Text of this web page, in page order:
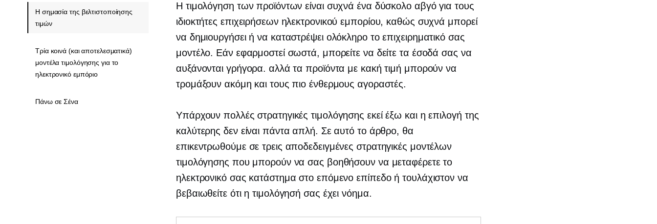
Η τιμολόγηση των προϊόντων είναι συχνά ένα δύσκολο αβγό για τους
ιδιοκτήτες επιχειρήσεων ηλεκτρονικού εμπορίου, καθώς συχνά μπορεί
να δημιουργήσει ή να καταστρέψει ολόκληρο το επιχειρηματικό σας
μοντέλο. Εάν εφαρμοστεί σωστά, μπορείτε να δείτε τα έσοδά σας να
αυξάνονται γρήγορα. αλλά τα προϊόντα με κακή τιμή μπορούν να
τρομάξουν ακόμη και τους πιο ένθερμους αγοραστές.
Υπάρχουν πολλές στρατηγικές τιμολόγησης εκεί έξω και η επιλογή της
καλύτερης δεν είναι πάντα απλή. Σε αυτό το άρθρο, θα
επικεντρωθούμε σε τρεις αποδεδειγμένες στρατηγικές μοντέλων
τιμολόγησης που μπορούν να σας βοηθήσουν να μεταφέρετε το
ηλεκτρονικό σας κατάστημα στο επόμενο επίπεδο ή τουλάχιστον να
βεβαιωθείτε ότι η τιμολόγησή σας έχει νόημα.
Η σημασία της βελτιστοποίησης
τιμών
Τρία κοινά (και αποτελεσματικά)
μοντέλα τιμολόγησης για το
ηλεκτρονικό εμπόριο
Πάνω σε Σένα